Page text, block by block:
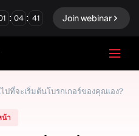
: 04 : 40 Join webinar
ไปที่จะเริ่มต้นโบรกเกอร์ของคุณเอง?
น้า